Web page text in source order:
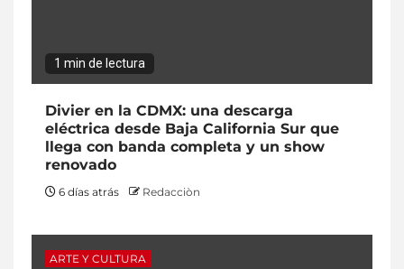
1 min de lectura
Divier en la CDMX: una descarga
eléctrica desde Baja California Sur que
llega con banda completa y un show
renovado
6 días atrás Redacciòn
ARTE Y CULTURA